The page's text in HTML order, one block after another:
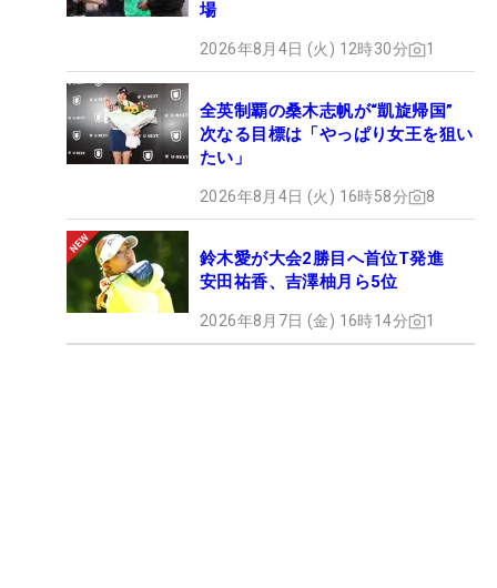
場
2026年8月4日 (火) 12時30分 1
全英制覇の桑木志帆が“凱旋帰国”
次なる目標は「やっぱり女王を狙い
たい」
2026年8月4日 (火) 16時58分 8
鈴木愛が大会2勝目へ首位T発進
安田祐香、吉澤柚月ら5位
2026年8月7日 (金) 16時14分 1